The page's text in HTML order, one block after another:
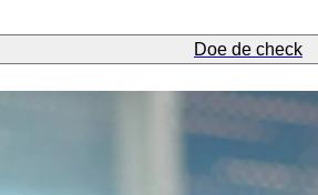
Doe de check